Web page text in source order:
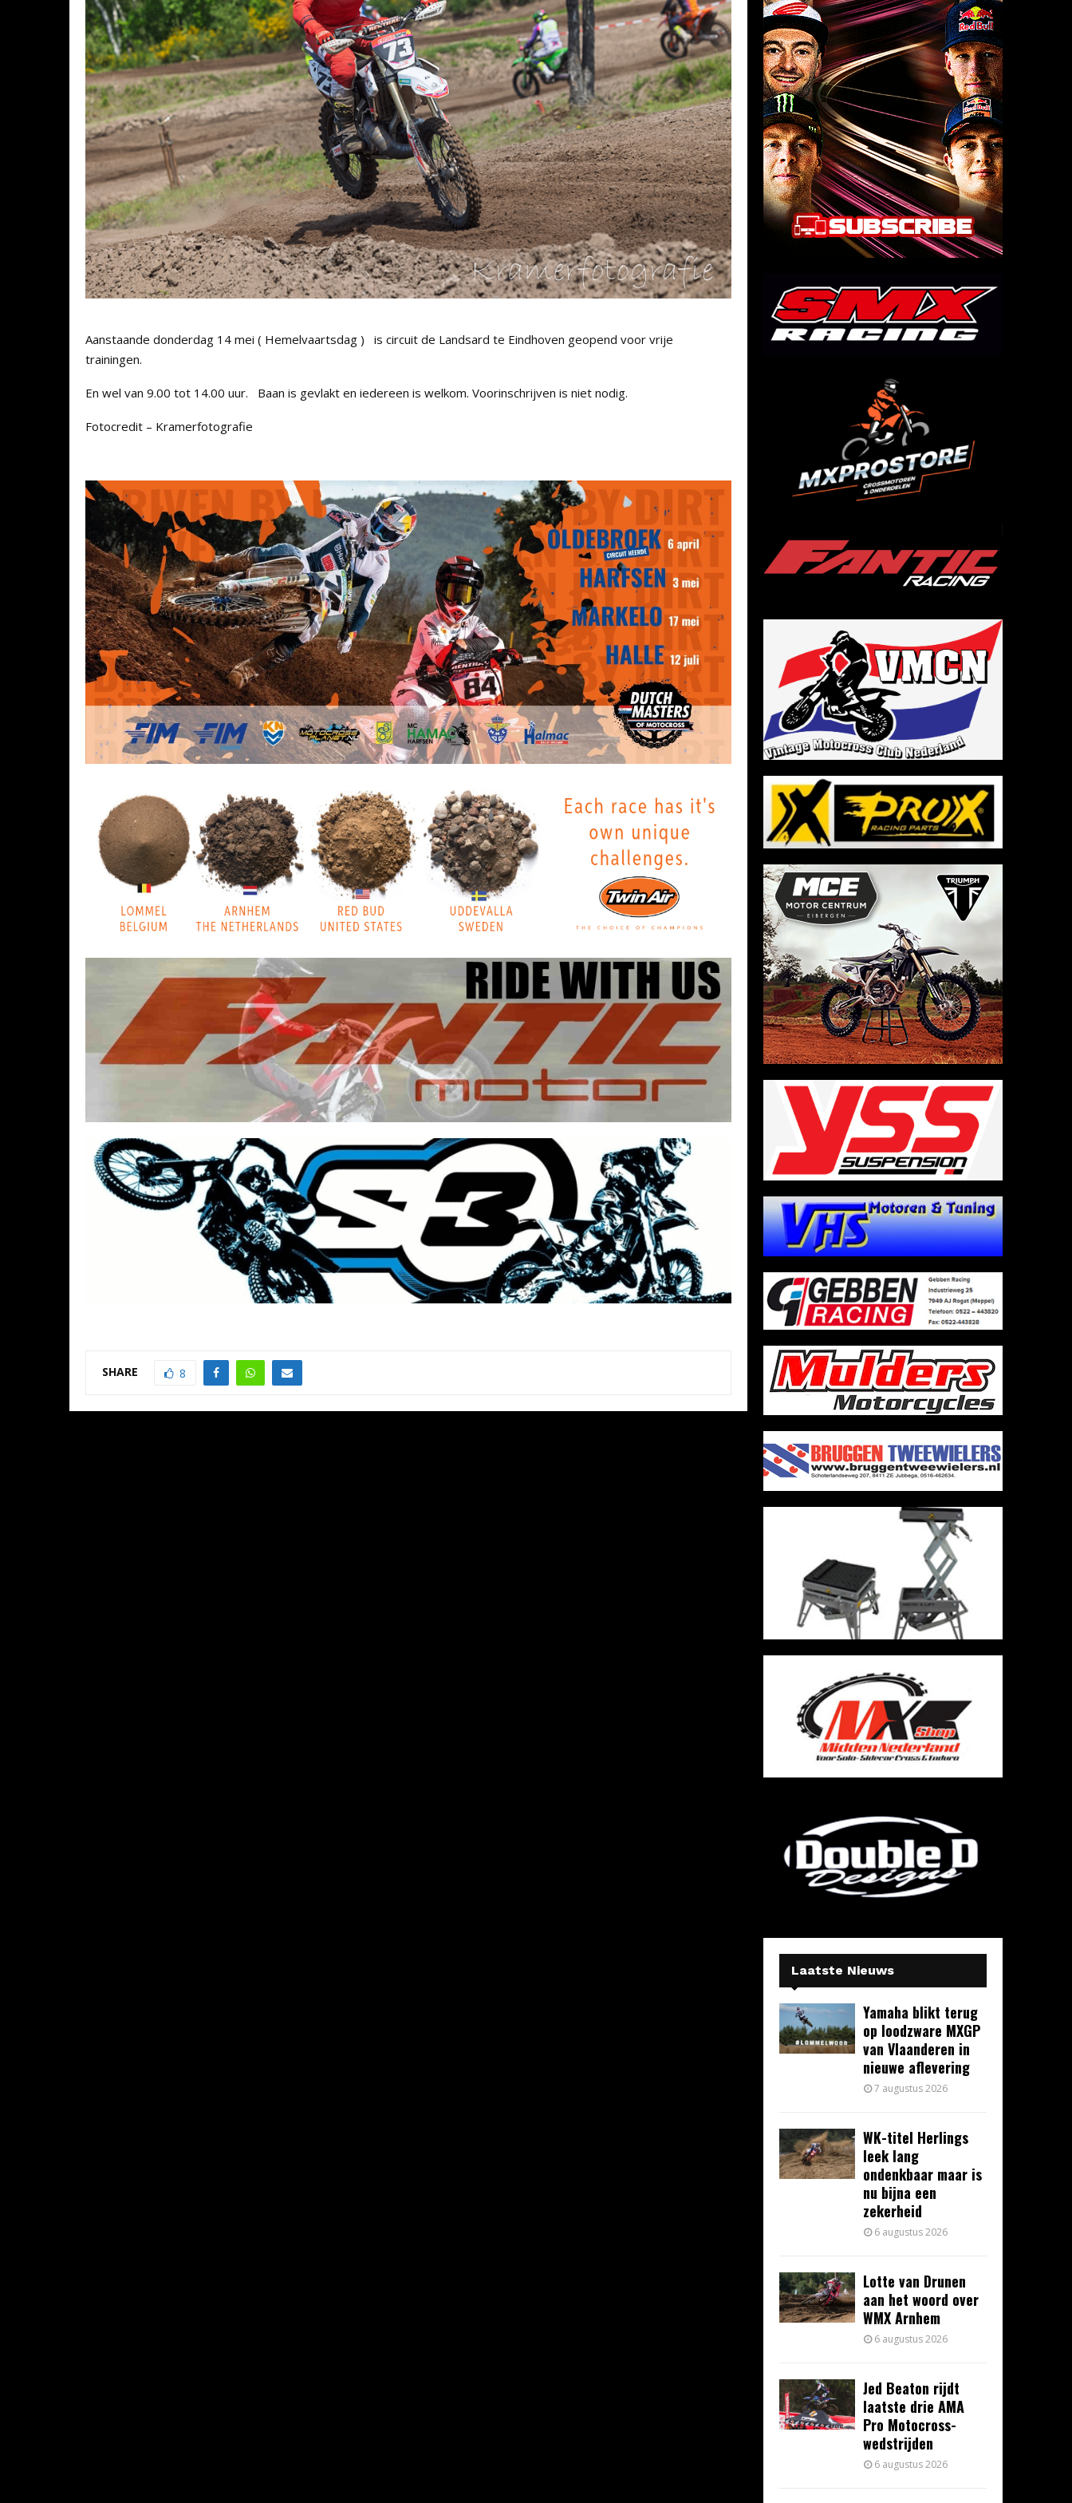
Aanstaande donderdag 14 mei ( Hemelvaartsdag ) is circuit de Landsard te Eindhoven geopend voor vrije
trainingen.
En wel van 9.00 tot 14.00 uur. Baan is gevlakt en iedereen is welkom. Voorinschrijven is niet nodig.
Fotocredit – Kramerfotografie
SHARE 8
Laatste Nieuws
Yamaha blikt terug
op loodzware MXGP
van Vlaanderen in
nieuwe aflevering
7 augustus 2026
WK-titel Herlings
leek lang
ondenkbaar maar is
nu bijna een
zekerheid
6 augustus 2026
Lotte van Drunen
aan het woord over
WMX Arnhem
6 augustus 2026
Jed Beaton rijdt
laatste drie AMA
Pro Motocross-
wedstrijden
6 augustus 2026